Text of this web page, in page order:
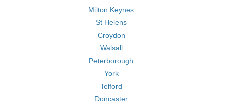
Milton Keynes
St Helens
Croydon
Walsall
Peterborough
York
Telford
Doncaster